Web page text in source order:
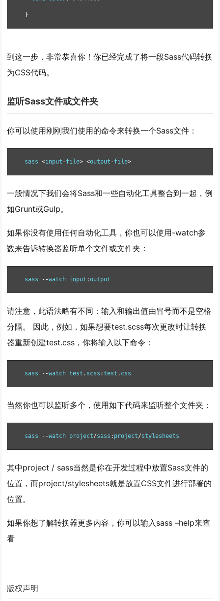
}
到这一步，非常恭喜你！你已经完成了将一段Sass代码转换
为CSS代码。
监听Sass文件或文件夹
你可以使用刚刚我们使用的命令来转换一个Sass文件：
sass <input -file> <output -file>
一般情况下我们会将Sass和一些自动化工具整合到一起，例
如Grunt或Gulp。
如果你没有使用任何自动化工具，你也可以使用-watch参
数来告诉转换器监听单个文件或文件夹：
sass --watch input :output
请注意，此语法略有不同：输入和输出值由冒号而不是空格
分隔。 因此，例如，如果想要test.scss每次更改时让转换
器重新创建test.css，你将输入以下命令：
sass --watch test . scss :test . css
当然你也可以监听多个，使用如下代码来监听整个文件夹：
sass --watch project/sass : project/stylesheets
其中project / sass当然是你在开发过程中放置Sass文件的
位置，而project/stylesheets就是放置CSS文件进行部署的
位置。
如果你想了解转换器更多内容，你可以输入sass –help来查
看
版权声明